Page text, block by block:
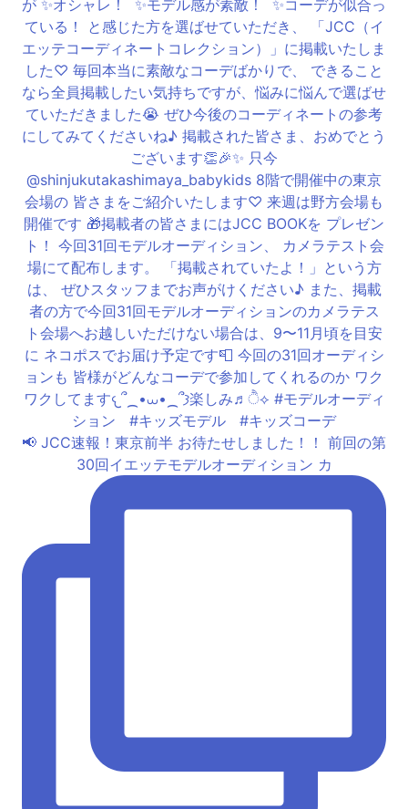
📢 JCC速報！東京前半 お待たせしました！！ 前回の第
30回イエッテモデルオーディション カ